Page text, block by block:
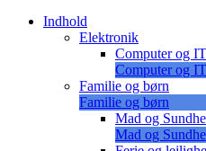
Indhold
Elektronik
Computer og IT
Computer og IT
Familie og børn
Familie og børn
Mad og
Mad og